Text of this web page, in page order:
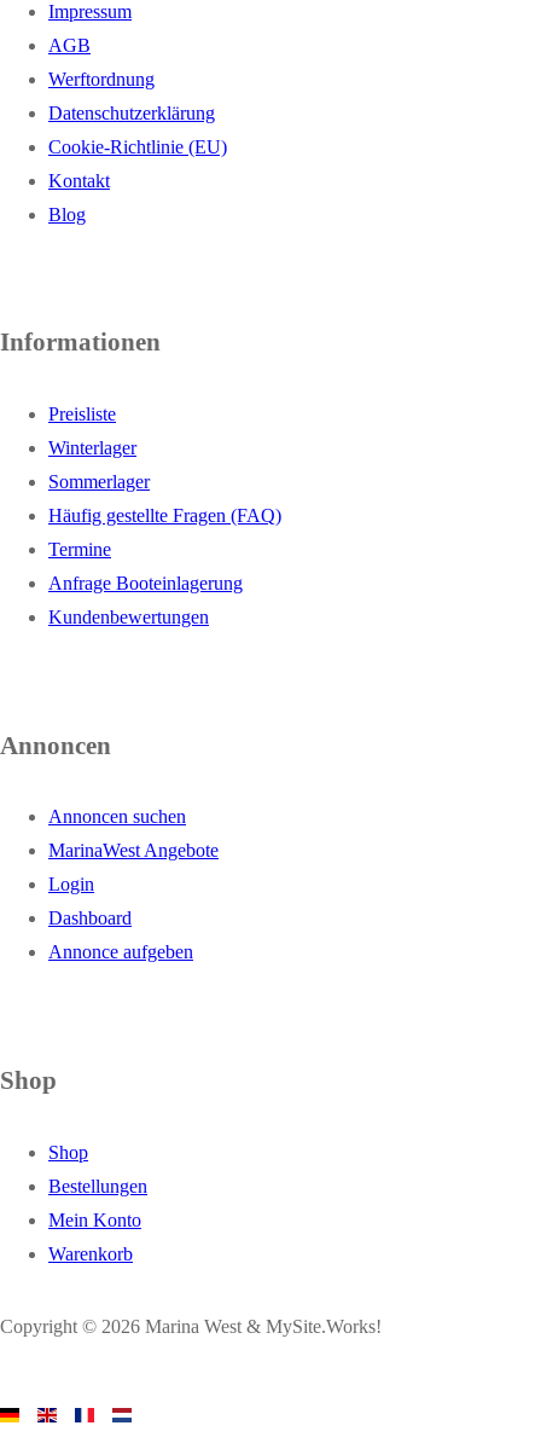
Impressum
AGB
Werftordnung
Datenschutzerklärung
Cookie-Richtlinie (EU)
Kontakt
Blog
Informationen
Preisliste
Winterlager
Sommerlager
Häufig gestellte Fragen (FAQ)
Termine
Anfrage Booteinlagerung
Kundenbewertungen
Annoncen
Annoncen suchen
MarinaWest Angebote
Login
Dashboard
Annonce aufgeben
Shop
Shop
Bestellungen
Mein Konto
Warenkorb
Copyright © 2026 Marina West & MySite.Works!